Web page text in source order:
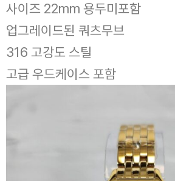
사이즈 22mm 용두미포함
업그레이드된 쿼츠무브
316 고강도 스틸
고급 우드케이스 포함